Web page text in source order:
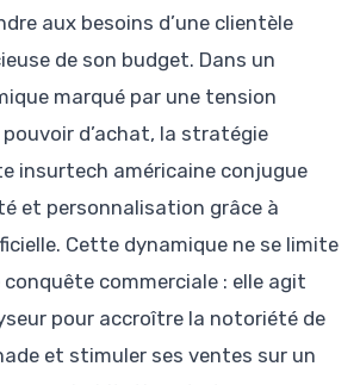
aux besoins d’une clientèle
de son budget. Dans un
marqué par une tension
d’achat, la stratégie
insurtech américaine conjugue
et personnalisation grâce à
Cette dynamique ne se limite
conquête commerciale : elle agit
pour accroître la notoriété de
et stimuler ses ventes sur un